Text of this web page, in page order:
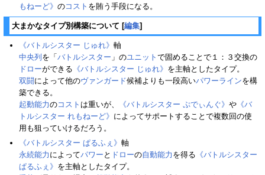
もねーど》 のコスト を賄う手段になる。
大まかなタイプ別構築について [編集]
《バトルシスター じゅれ》 軸
中央列 を「 バトルシスター 」のユニット で固めることで１：３交換の
ドローができる 《バトルシスター じゅれ》 を主軸としたタイプ。
双闘によって他のヴァンガード候補よりも一段高いパワーラインを構
築できる。
起動能力のコスト は重いが、 《バトルシスター ぷでぃんぐ》 や 《バ
トルシスター れもねーど》 によってサポートすることで複数回の使
用も狙っていけるだろう。
《バトルシスター ぱるふぇ》 軸
永続能力 によってパワー と ドローの自動能力 を得る 《バトルシスター
ぱるふぇ》 を主軸としたタイプ。